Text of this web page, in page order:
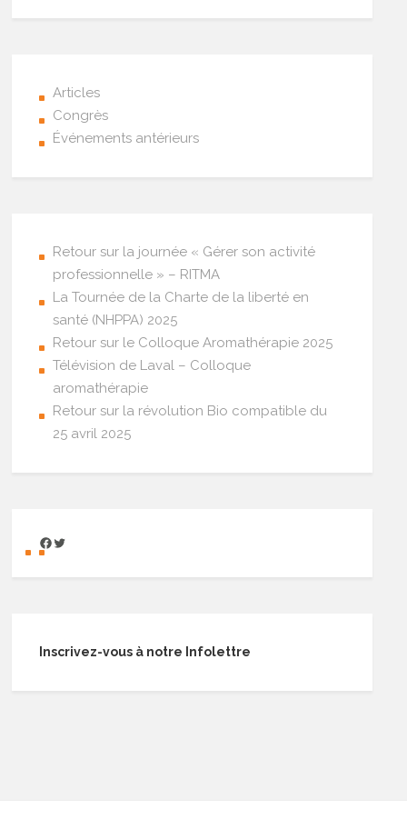
Articles
Congrès
Événements antérieurs
Retour sur la journée « Gérer son activité
professionnelle » – RITMA
La Tournée de la Charte de la liberté en
santé (NHPPA) 2025
Retour sur le Colloque Aromathérapie 2025
Télévision de Laval – Colloque
aromathérapie
Retour sur la révolution Bio compatible du
25 avril 2025
Inscrivez-vous à notre Infolettre